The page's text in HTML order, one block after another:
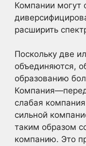
Компании могут
расширить
Поскольку две
объединяются,
образованию
слабая
сильной
таким образом
компанию. Это